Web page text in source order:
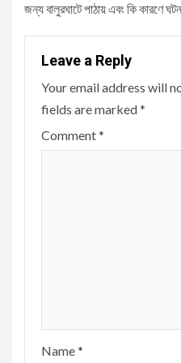
জন্য বালুরঘাটে পাঠায় এবং কি কারণে
Leave a Reply
Your email address will
fields are marked*
Comment*
Name*